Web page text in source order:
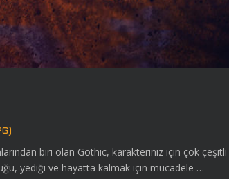
biri olan Gothic, karakteriniz için çok çeşitli
yediği ve hayatta kalmak için mücadele …